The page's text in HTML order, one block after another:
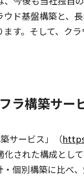
ウド基盤構築と、
す。そして、ク
フラ構築サー
サービス」（
化された構成とし
・個別構築に比べ